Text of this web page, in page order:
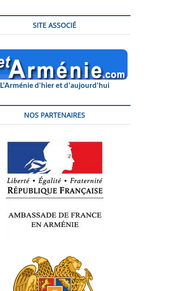
SITE ASSOCIÉ
L'Arménie d'hier et d'aujourd'hui
NOS PARTENAIRES